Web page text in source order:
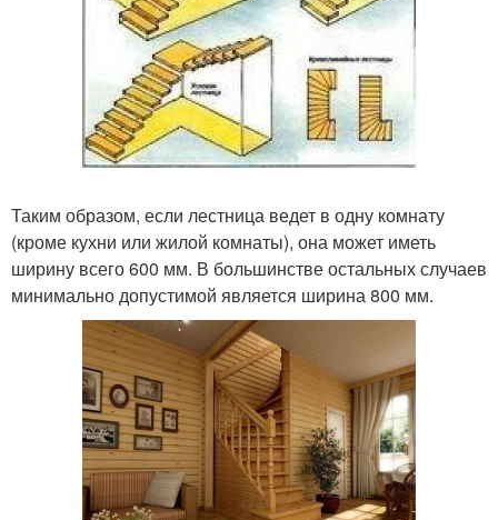
Таким образом, если лестница ведет в одну комнату
(кроме кухни или жилой комнаты), она может иметь
ширину всего 600 мм. В большинстве остальных случаев
минимально допустимой является ширина 800 мм.